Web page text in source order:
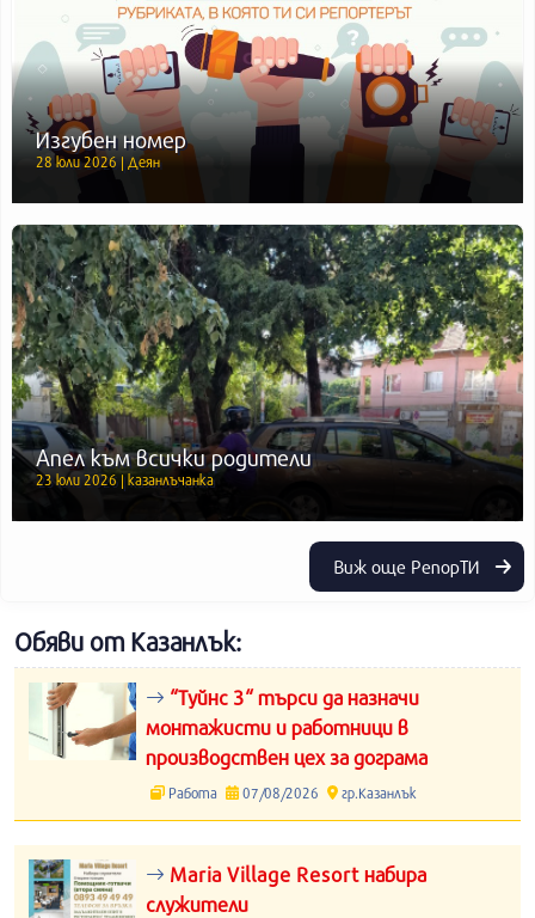
Изгубен номер
28 юли 2026 | Деян
Апел към всички родители
23 юли 2026 | казанлъчанка
Виж още РепорТИ
Обяви от Казанлък:
“Туйнс 3“ търси да назначи
монтажисти и работници в
производствен цех за дограма
Работа 07/08/2026 гр.Казанлък
Maria Village Resort набира
служители